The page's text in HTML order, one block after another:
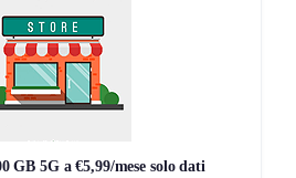
GB 5G a €5,99/mese solo dati